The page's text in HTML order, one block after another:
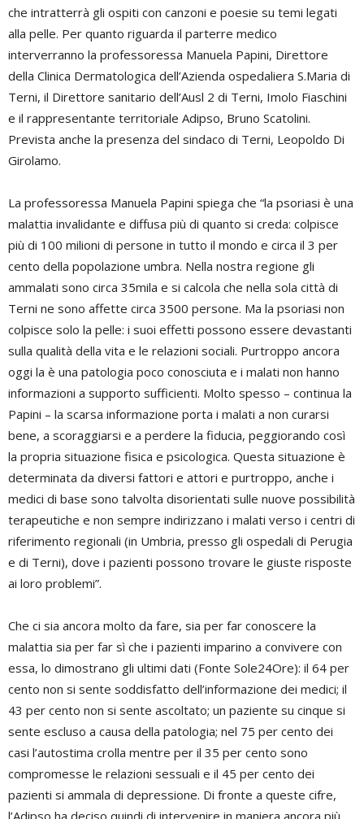
che intratterrà gli ospiti con canzoni e poesie su temi legati
alla pelle. Per quanto riguarda il parterre medico
interverranno la professoressa Manuela Papini, Direttore
della Clinica Dermatologica dell’Azienda ospedaliera S.Maria di
Terni, il Direttore sanitario dell’Ausl 2 di Terni, Imolo Fiaschini
e il rappresentante territoriale Adipso, Bruno Scatolini.
Prevista anche la presenza del sindaco di Terni, Leopoldo Di
Girolamo.
La professoressa Manuela Papini spiega che “la psoriasi è una
malattia invalidante e diffusa più di quanto si creda: colpisce
più di 100 milioni di persone in tutto il mondo e circa il 3 per
cento della popolazione umbra. Nella nostra regione gli
ammalati sono circa 35mila e si calcola che nella sola città di
Terni ne sono affette circa 3500 persone. Ma la psoriasi non
colpisce solo la pelle: i suoi effetti possono essere devastanti
sulla qualità della vita e le relazioni sociali. Purtroppo ancora
oggi la è una patologia poco conosciuta e i malati non hanno
informazioni a supporto sufficienti. Molto spesso – continua la
Papini – la scarsa informazione porta i malati a non curarsi
bene, a scoraggiarsi e a perdere la fiducia, peggiorando così
la propria situazione fisica e psicologica. Questa situazione è
determinata da diversi fattori e attori e purtroppo, anche i
medici di base sono talvolta disorientati sulle nuove possibilità
terapeutiche e non sempre indirizzano i malati verso i centri di
riferimento regionali (in Umbria, presso gli ospedali di Perugia
e di Terni), dove i pazienti possono trovare le giuste risposte
ai loro problemi”.
Che ci sia ancora molto da fare, sia per far conoscere la
malattia sia per far sì che i pazienti imparino a convivere con
essa, lo dimostrano gli ultimi dati (Fonte Sole24Ore): il 64 per
cento non si sente soddisfatto dell’informazione dei medici; il
43 per cento non si sente ascoltato; un paziente su cinque si
sente escluso a causa della patologia; nel 75 per cento dei
casi l’autostima crolla mentre per il 35 per cento sono
compromesse le relazioni sessuali e il 45 per cento dei
pazienti si ammala di depressione. Di fronte a queste cifre,
l’Adipso ha deciso quindi di intervenire in maniera ancora più